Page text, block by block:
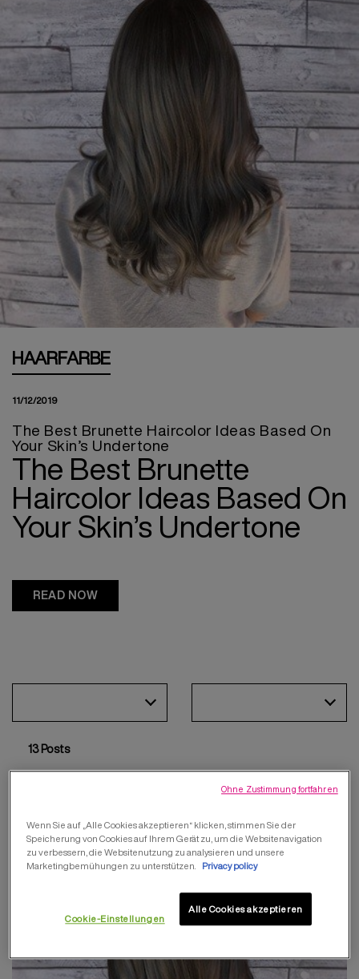
HAARFARBE
11/12/2019
The Best Brunette Haircolor Ideas Based On
Your Skin’s Undertone
The Best Brunette
Haircolor Ideas Based On
Your Skin’s Undertone
READ NOW
13 Posts
Wenn Sie auf „Alle Cookies akzeptieren“ klicken, stimmen Sie der
Speicherung von Cookies auf Ihrem Gerät zu, um die Websitenavigation
zu verbessern, die Websitenutzung zu analysieren und unsere
Marketingbemühungen zu unterstützen.
Privacy policy
Cookie-Einstellungen
Alle Cookies akzeptieren
Ohne Zustimmung fortfahren